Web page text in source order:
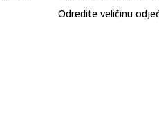
Odredite veličinu